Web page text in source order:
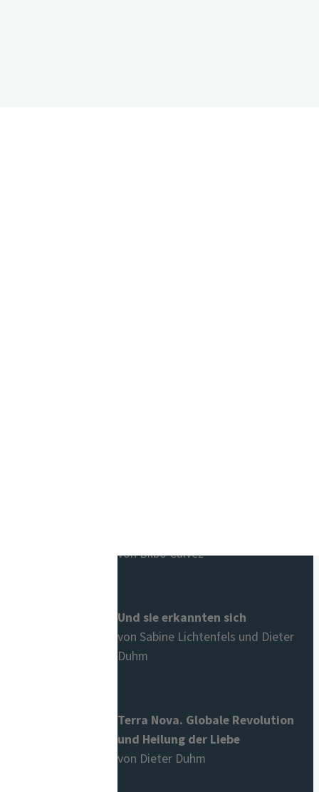
von Bilbo Calvez
Und sie erkannten sich
von Sabine Lichtenfels und Dieter
Duhm
Terra Nova. Globale Revolution
und Heilung der Liebe
von Dieter Duhm